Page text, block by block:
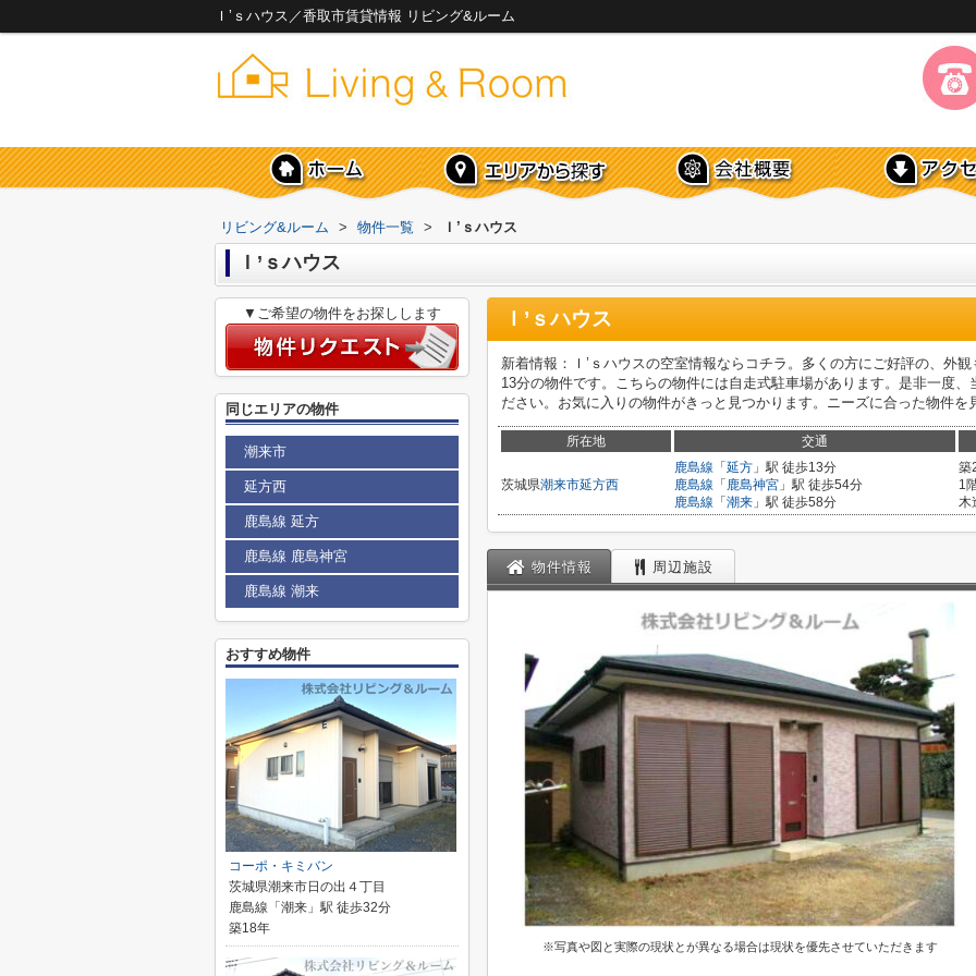
Ｉ’ｓハウス／香取市賃貸情報 リビング&ルーム
リビング&ルーム > 物件一覧 > Ｉ’ｓハウス
Ｉ’ｓハウス
Ｉ’ｓハウス
新着情報：Ｉ’ｓハウスの空室情報ならコチラ。多くの方にご好評の、外
13分の物件です。こちらの物件には自走式駐車場があります。是非一度
ださい。お気に入りの物件がきっと見つかります。ニーズに合った物件を
所在地 交通
茨城県潮来市延方西
鹿島線 「 延方 」駅 徒歩13分
鹿島線 「 鹿島神宮 」駅 徒歩54分
鹿島線 「 潮来 」駅 徒歩58分
築
1
木
物件情報 周辺施設
※写真や図と実際の現状とが異なる場合は現状を優先させていただきます
▼ご希望の物件をお探しします
同じエリアの物件
潮来市
延方西
鹿島線 延方
鹿島線 鹿島神宮
鹿島線 潮来
おすすめ物件
コーポ・キミバン
茨城県潮来市日の出４丁目
鹿島線「潮来」駅 徒歩32分
築18年